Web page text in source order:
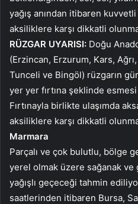
yağış anından itibaren
aksiliklere karşı dikkatli
RÜZGAR UYARISI: Doğu
(Erzincan, Erzurum, Kars,
Tunceli ve Bingöl) rüzgarın
yer yer fırtına şeklinde
Fırtınayla birlikte ulaşımda
aksiliklere karşı dikkatli
Marmara
Parçalı ve çok bulutlu, bölge
yerel olmak üzere sağanak
yağışlı geçeceği tahmin
saatlerinden itibaren Bursa,